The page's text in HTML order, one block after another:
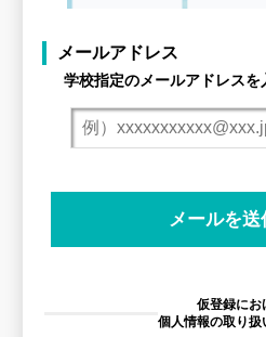
メールアドレス
学校指定のメールアドレス
仮登録にお
個人情報の取り扱